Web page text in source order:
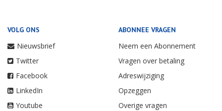
VOLG ONS
Nieuwsbrief
Twitter
Facebook
LinkedIn
Youtube
ABONNEE VRAGEN
Neem een Abonnement
Vragen over betaling
Adreswijziging
Opzeggen
Overige vragen